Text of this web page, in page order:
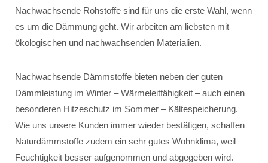
Nachwachsende Rohstoffe sind für uns die erste Wahl, wenn
es um die Dämmung geht. Wir arbeiten am liebsten mit
ökologischen und nachwachsenden Materialien.
Nachwachsende Dämmstoffe bieten neben der guten
Dämmleistung im Winter – Wärmeleitfähigkeit – auch einen
besonderen Hitzeschutz im Sommer – Kältespeicherung.
Wie uns unsere Kunden immer wieder bestätigen, schaffen
Naturdämmstoffe zudem ein sehr gutes Wohnklima, weil
Feuchtigkeit besser aufgenommen und abgegeben wird.